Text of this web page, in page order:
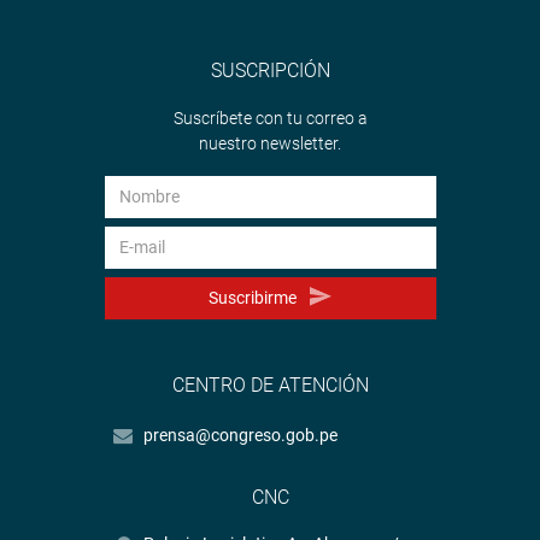
OFICINA DE COMUNICACIONES E IMAGEN
SUSCRIPCIÓN
Suscríbete con tu correo a
nuestro newsletter.
Suscribirme
CENTRO DE ATENCIÓN
prensa@congreso.gob.pe
CNC